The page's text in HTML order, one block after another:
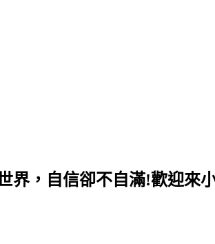
界，自信卻不自滿!歡迎來